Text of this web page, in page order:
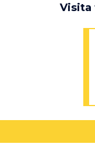
Visita